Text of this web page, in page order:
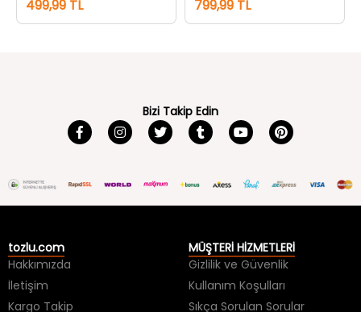
Hakkımızda
İletişim
Kargo Takip
Gizlilik ve Güvenlik
Kullanım Koşulları
Sıkça Sorulan Sorular
Kargo ve Teslimat